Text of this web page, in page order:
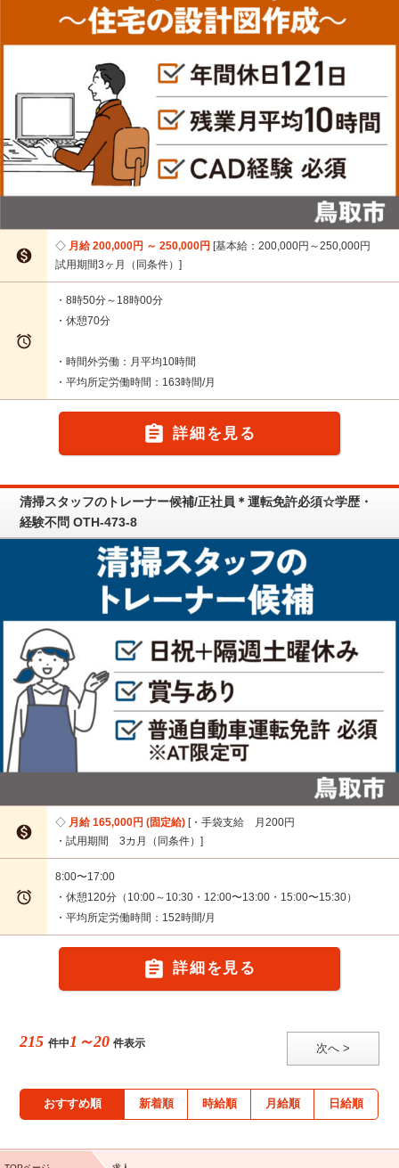

月給 200,000円 ～ 250,000円 基本給：200,000円～250,000円
試用期間3ヶ月（同条件）

・8時50分～18時00分
・休憩70分
・時間外労働：月平均10時間
・平均所定労働時間：163時間/月
 詳細を見る
清掃スタッフのトレーナー候補/正社員＊運転免許必須☆学歴・
経験不問 OTH-473-8

月給 165,000円 (固定給) ・手袋支給 月200円
・試用期間 3カ月（同条件）

8:00〜17:00
・休憩120分（10:00～10:30・12:00〜13:00・15:00〜15:30）
・平均所定労働時間：152時間/月
 詳細を見る
215 件中 1～20 件表示 次へ >
おすすめ順 新着順 時給順 月給順 日給順